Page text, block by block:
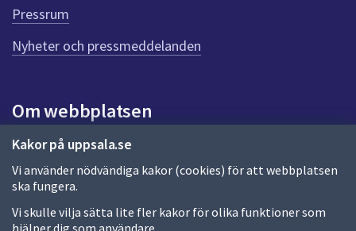
Kakor på uppsala.se
Vi använder nödvändiga kakor (cookies) för att webbplatsen
ska fungera.
Vi skulle vilja sätta lite fler kakor för olika funktioner som
hjälper dig som användare.
e
n
n
a
d
a
Pressrum
Nyheter och pressmeddelanden
Om webbplatsen
Om webbplatsen
Allmänna handlingar och diarium
Behandling av personuppgifter